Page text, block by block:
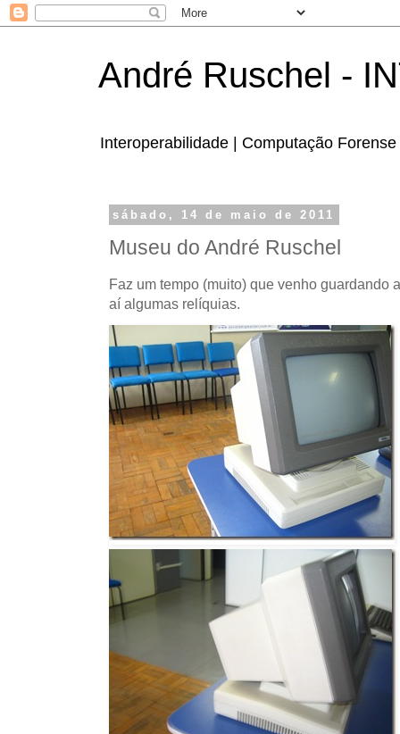
André Ruschel -
Interoperabilidade | Computação
sábado, 14 de maio de 2011
Museu do André Ruschel
Faz um tempo (muito) que venho guardando
aí algumas relíquias.